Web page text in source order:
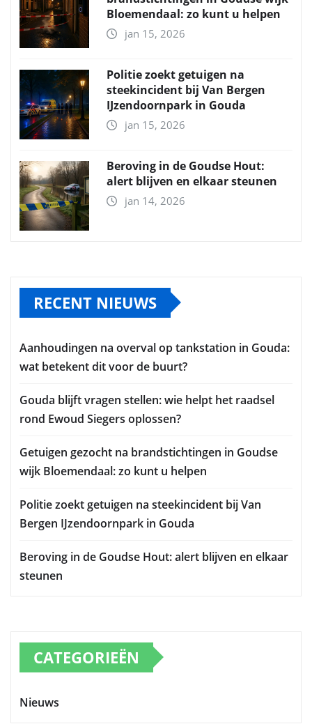
Bloemendaal: zo kunt u helpen
jan 15, 2026
Politie zoekt getuigen na
steekincident bij Van Bergen
IJzendoornpark in Gouda
jan 15, 2026
Beroving in de Goudse Hout:
alert blijven en elkaar steunen
jan 14, 2026
RECENT NIEUWS
Aanhoudingen na overval op tankstation in Gouda:
wat betekent dit voor de buurt?
Gouda blijft vragen stellen: wie helpt het raadsel
rond Ewoud Siegers oplossen?
Getuigen gezocht na brandstichtingen in Goudse
wijk Bloemendaal: zo kunt u helpen
Politie zoekt getuigen na steekincident bij Van
Bergen IJzendoornpark in Gouda
Beroving in de Goudse Hout: alert blijven en elkaar
steunen
CATEGORIEËN
Nieuws